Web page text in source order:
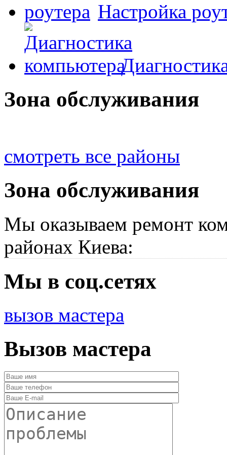
Настройка
Зона обслуживания
смотреть все районы
Зона обслуживания
Мы оказываем ремонт
районах Киева:
Мы в соц.сетях
вызов мастера
Вызов мастера